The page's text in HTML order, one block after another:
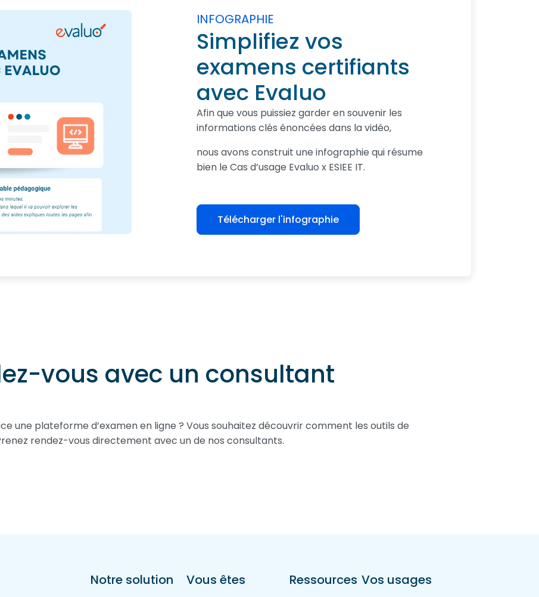
INFOGRAPHIE
Simplifiez vos
examens certifiants
avec Evaluo
Afin que vous puissiez garder en souvenir les
informations clés énoncées dans la vidéo,
nous avons construit une infographie qui résume
bien le Cas d’usage Evaluo x ESIEE IT.
Télécharger l'infographie
vous avec un consultant
une plateforme d’examen en ligne ? Vous souhaitez découvrir comment les outils de
rendez-vous directement avec un de nos consultants.
Notre solution Vous êtes Ressources Vos usages